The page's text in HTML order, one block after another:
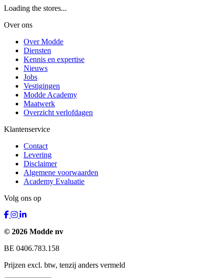
Loading the stores...
Over ons
Over Modde
Diensten
Kennis en expertise
Nieuws
Jobs
Vestigingen
Modde Academy
Maatwerk
Overzicht verlofdagen
Klantenservice
Contact
Levering
Disclaimer
Algemene voorwaarden
Academy Evaluatie
Volg ons op
© 2026 Modde nv
BE 0406.783.158
Prijzen excl. btw, tenzij anders vermeld